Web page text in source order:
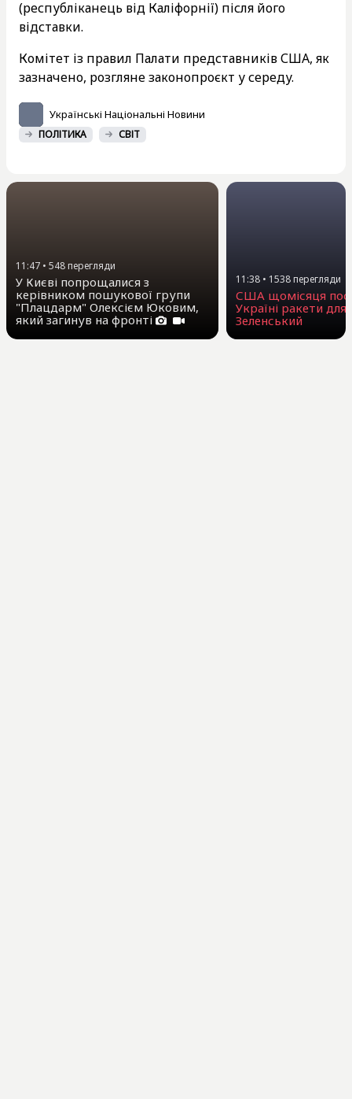
(республіканець від Каліфорнії) після його
відставки.
Комітет із правил Палати представників США, як
зазначено, розгляне законопроєкт у середу.
Українські Національні Новини
ПОЛІТИКА СВІТ
11:47 • 548перегляди
У Києві попрощалися з
керівником пошукової групи
"Плацдарм" Олексієм Юковим,
який загинув на фронті
11:38 • 1538перегляди
США щомісяця
Україні ракети
Зеленський